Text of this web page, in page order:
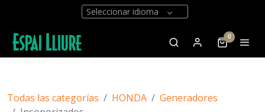
Seleccionar idioma
0
Todas las categorías HONDA
Generadores